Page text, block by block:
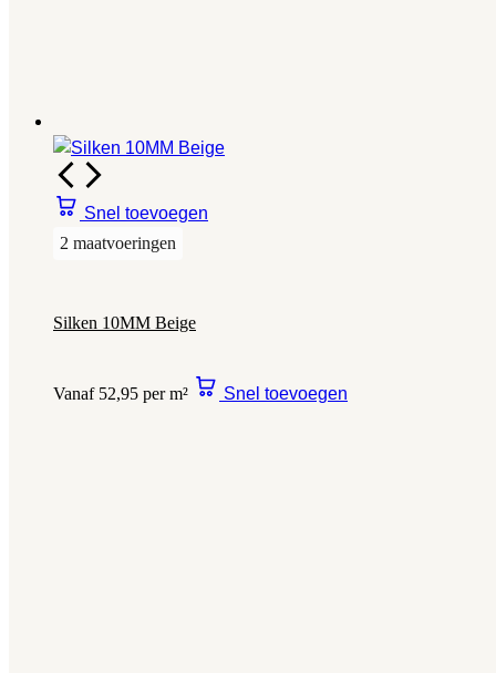
Snel toevoegen
2 maatvoeringen
Silken 10MM Beige
Vanaf 52,95 per m² Snel toevoegen